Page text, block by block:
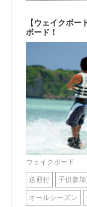
【ウェイクボ
ボード！
ウェイクボード
送迎付 子供参
オールシーズン